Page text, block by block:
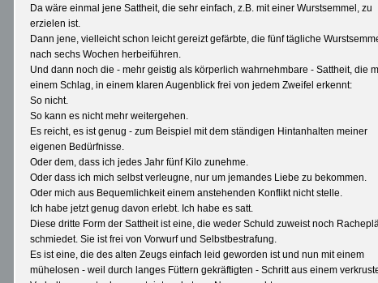
Da wäre einmal jene Sattheit, die sehr einfach, z.B. mit einer Wurstsemmel, zu
erzielen ist.
Dann jene, vielleicht schon leicht gereizt gefärbte, die fünf tägliche
nach sechs Wochen herbeiführen.
Und dann noch die - mehr geistig als körperlich wahrnehmbare - Sattheit, die
einem Schlag, in einem klaren Augenblick frei von jedem Zweifel erkennt:
So nicht.
So kann es nicht mehr weitergehen.
Es reicht, es ist genug - zum Beispiel mit dem ständigen Hintanhalten meiner
eigenen Bedürfnisse.
Oder dem, dass ich jedes Jahr fünf Kilo zunehme.
Oder dass ich mich selbst verleugne, nur um jemandes Liebe zu bekommen.
Oder mich aus Bequemlichkeit einem anstehenden Konflikt nicht stelle.
Ich habe jetzt genug davon erlebt. Ich habe es satt.
Diese dritte Form der Sattheit ist eine, die weder Schuld zuweist noch
schmiedet. Sie ist frei von Vorwurf und Selbstbestrafung.
Es ist eine, die des alten Zeugs einfach leid geworden ist und nun mit einem
mühelosen - weil durch langes Füttern gekräftigten - Schritt aus einem